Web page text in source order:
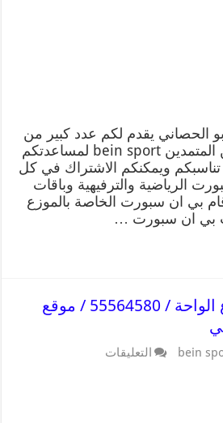
الحصاني يقدم لكم عدد كبير من
المندوبين و الموزعين المتمدين bein sport لمساعدتكم
تناسبكم ويمكنكم الاشتراك في كل
الرياضية والترفيهية وباقات
بي ان سبورت الخاصة بالموزع
بي ان سبورت …
بي ان سبورت فرع الواحة / 55564580 / موقع
bein التعليقات